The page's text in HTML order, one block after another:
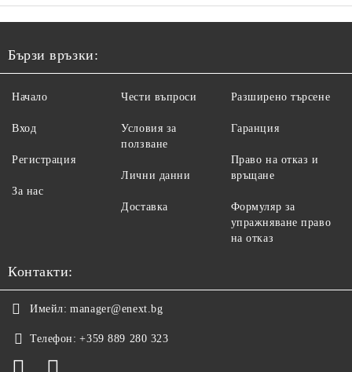
Бързи връзки:
Начало
Вход
Регистрация
За нас
Чести въпроси
Условия за
ползване
Лични данни
Доставка
Разширено търсене
Гаранция
Право на отказ и
връщане
Формуляр за
упражняване право
на отказ
Контакти:
Имейл: manager@enext.bg
Телефон: +359 889 280 323